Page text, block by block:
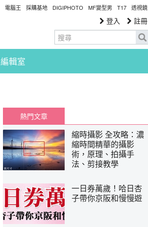
電腦王 採購基地 DIGIPHOTO MF變型男 T17 透視鏡
登入 註冊
編輯室
熱門文章
縮時攝影 全攻略：濃
縮時間精華的攝影
術，原理、拍攝手
法、剪接教學
一日券萬歲！哈日杏
子帶你京阪和慢慢遊